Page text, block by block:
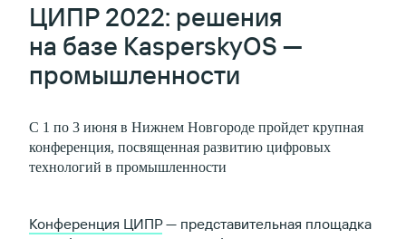
ЦИПР 2022: решения
на базе KasperskyOS —
промышленности
С 1 по 3 июня в Нижнем Новгороде пройдет крупная
конференция, посвященная развитию цифровых
технологий в промышленности
Конференция ЦИПР— представительная площадка